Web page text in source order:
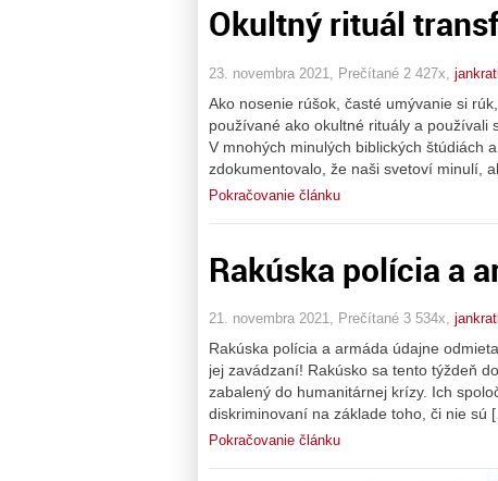
Okultný rituál
23. novembra 2021, Prečítané 2 427x,
Ako nosenie rúšok, časté umývanie si
používané ako okultné rituály a používali
V mnohých minulých biblických štúdiách
zdokumentovalo, že naši svetoví minulí,
Pokračovanie článku
Rakúska polícia a
21. novembra 2021, Prečítané 3 534x,
Rakúska polícia a armáda údajne
jej zavádzaní! Rakúsko sa tento týždeň
zabalený do humanitárnej krízy. Ich
diskriminovaní na základe toho, či nie sú
Pokračovanie článku